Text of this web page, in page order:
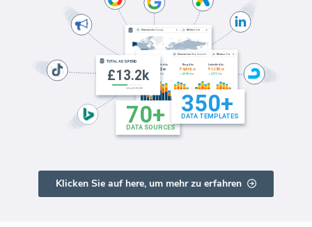
Klicken Sie auf here, um mehr zu erfahren